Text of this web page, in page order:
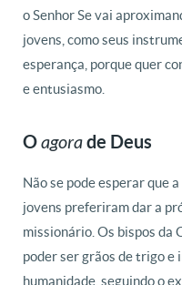
o Senhor Se vai
jovens, como seus
esperança, porque quer
e entusiasmo.
Oagorade Deus
Não se pode esperar que
jovens preferiram dar a
missionário. Os bispos da
poder ser grãos de trigo e
humanidade, seguindo o